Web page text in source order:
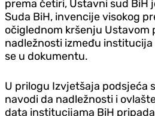
prema četiri, Ustavni sud BiH
Suda BiH, invencije visokog
očiglednom kršenju Ustavom
nadležnosti između
se u dokumentu.
U prilogu Izvjetšaja podsjeća
navodi da nadležnosti i
data institucijama BiH